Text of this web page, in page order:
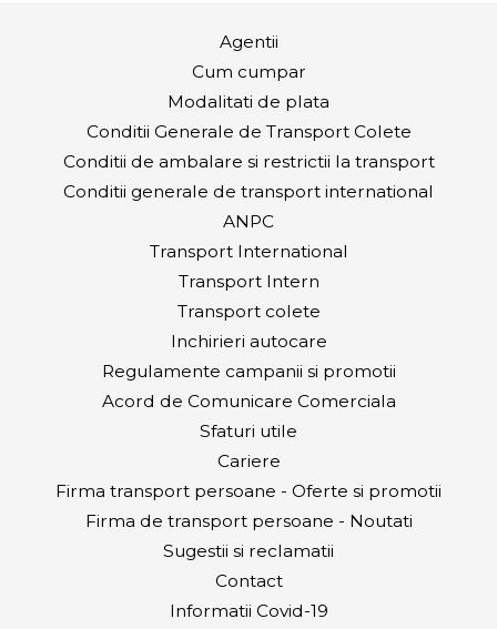
Agentii
Cum cumpar
Modalitati de plata
Conditii Generale de Transport Colete
Conditii de ambalare si restrictii la transport
Conditii generale de transport international
ANPC
Transport International
Transport Intern
Transport colete
Inchirieri autocare
Regulamente campanii si promotii
Acord de Comunicare Comerciala
Sfaturi utile
Cariere
Firma transport persoane - Oferte si promotii
Firma de transport persoane - Noutati
Sugestii si reclamatii
Contact
Informatii Covid-19